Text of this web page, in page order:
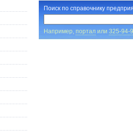
Поиск по справочнику
Например, порталили 325-94-